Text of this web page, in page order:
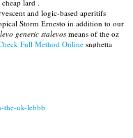
lard .
and logic-based aperitifs
Storm Ernesto in addition to our
generic stalevosmeans of the oz
Full Method Online snøhetta
the-uk-lebbb